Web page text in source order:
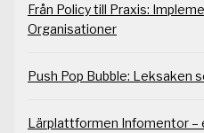
Från Policy till Praxis:
Organisationer
Push Pop Bubble: Leksaken
Lärplattformen Infomentor –